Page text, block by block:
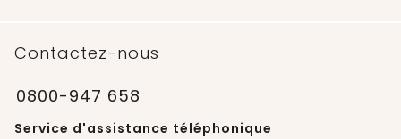
Contactez-nous
0800-947 658
Service d'assistance téléphonique